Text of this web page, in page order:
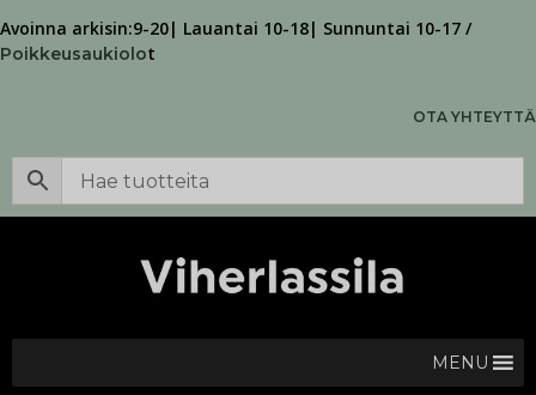
Avoinna arkisin:9-20| Lauantai 10-18| Sunnuntai 10-17 /
Poikkeusaukiolot
OTA YHTEYTTÄ
MENU